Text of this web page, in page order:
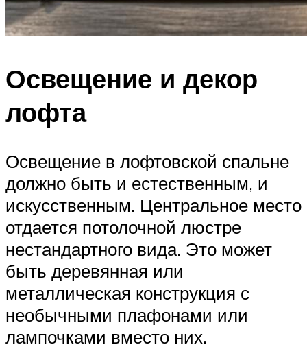
Освещение и декор
лофта
Освещение в лофтовской спальне
должно быть и естественным, и
искусственным. Центральное место
отдается потолочной люстре
нестандартного вида. Это может
быть деревянная или
металлическая конструкция с
необычными плафонами или
лампочками вместо них.